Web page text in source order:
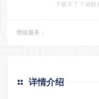
下载不了？请联
增值服务：
详情介绍